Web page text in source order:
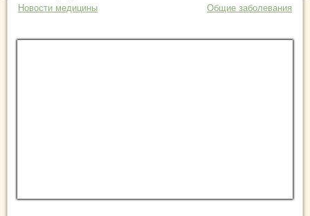
Новости медицины Общие заболевания